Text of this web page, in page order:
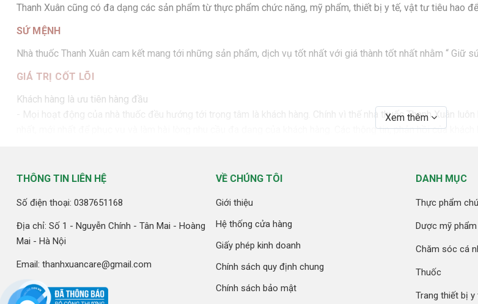
Thanh Xuân cũng có đa dạng các sản phẩm từ thực phẩm chức năng, mỹ phẩm, thiết bị y tế, vật tư tiêu hao
SỨ MỆNH
Nhà thuốc Thanh Xuân cam kết mang tới những sản phẩm, dịch vụ tốt nhất với giá thành tốt nhất nhằm “ Giữ
GIÁ TRỊ CỐT LÕI
Khách hàng là ưu tiên hàng đầu
- Mọi hoạt động của nhà thuốc đều hướng tới trọng tâm là khách hàng. Chính vì thế nhà thuốc Thanh Xuân
nhất, mới nhất để phục vụ và làm hài lòng nhu cầu đa dạng của khách hàng. Các thông tin, phản hồi của
+ Đội ngũ nhân viên của nhà thuốc Thanh Xuân đều là dược sĩ có chuyên môn tốt, làm việc dưới qui trình
+ Các sản phẩm bán tại nhà thuốc đều là sản phẩm chính hãng, được thẩm định chất lượng kỹ càng từ khâu
thị trường.
+ Tư vấn thuốc online 24/7
Xem thêm
THÔNG TIN LIÊN HỆ
Số điện thoại: 0387651168
Địa chỉ: Số 1 - Nguyễn Chính - Tân Mai - Hoàng
Mai - Hà Nội
Email: thanhxuancare@gmail.com
VỀ CHÚNG TÔI
Giới thiệu
Hệ thống cửa hàng
Giấy phép kinh doanh
Chính sách quy định chung
Chính sách bảo mật
DANH MỤC
Thực phẩm
Dược mỹ phẩm
Chăm sóc cá
Thuốc
Trang thiết bị y